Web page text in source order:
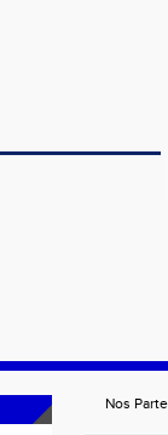
Nos